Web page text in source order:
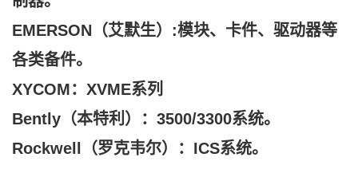
EMERSON（艾默生）:模块、卡件、驱动器等
各类备件。
XYCOM：XVME系列
Bently（本特利）：3500/3300系统。
Rockwell（罗克韦尔）：ICS系统。